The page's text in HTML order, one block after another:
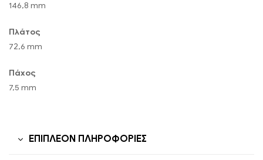
146,8 mm
Πλάτος
72,6 mm
Πάχος
7,5 mm
ΕΠΙΠΛΈΟΝ ΠΛΗΡΟΦΟΡΊΕΣ